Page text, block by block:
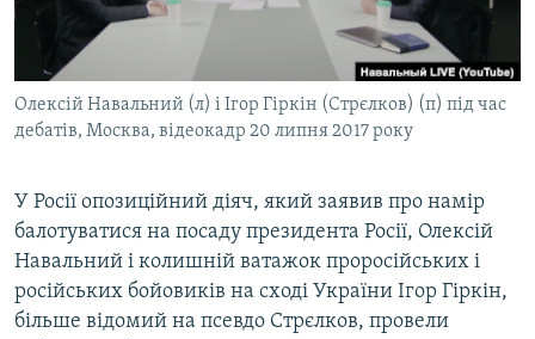
УКРАЇНСЬКА ПРОБЛЕМА КРИМУ
ІНФОГРАФІКА
Qırımtatar
ДОЛУЧАЙСЯ!
Олексій Навальний (л) і Ігор Гіркін (Стрєлков) (п) під час
дебатів, Москва, відеокадр 20 липня 2017 року
У Росії опозиційний діяч, який заявив про намір
балотуватися на посаду президента Росії, Олексій
Навальний і колишній ватажок проросійських і
російських бойовиків на сході України Ігор Гіркін,
більше відомий на псевдо Стрєлков, провели